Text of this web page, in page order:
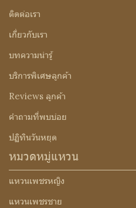
ติดต่อเรา
เกี่ยวกับเรา
บทความน่ารู้
บริการพิเศษลูกค้า
Reviews ลูกค้า
คำถามที่พบบ่อย
ปฏิทินวันหยุด
หมวดหมู่แหวน
แหวนเพชรหญิง
แหวนเพชรชาย